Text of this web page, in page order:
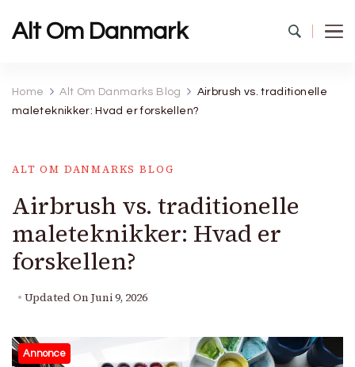
Alt Om Danmark
Home Alt Om Danmarks Blog
Airbrush vs. traditionelle
maleteknikker: Hvad er forskellen?
ALT OM DANMARKS BLOG
Airbrush vs. traditionelle
maleteknikker: Hvad er
forskellen?
Updated On Juni 9, 2026
Annonce